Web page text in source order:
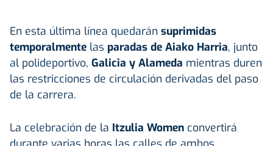
En esta última línea quedarán suprimidas
temporalmente las paradas de Aiako Harria, junto
al polideportivo, Galicia y Alameda mientras duren
las restricciones de circulación derivadas del paso
de la carrera.
La celebración de la Itzulia Women convertirá